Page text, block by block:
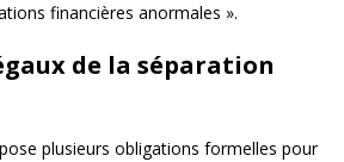
financières anormales ».
de la séparation
plusieurs obligations formelles pour